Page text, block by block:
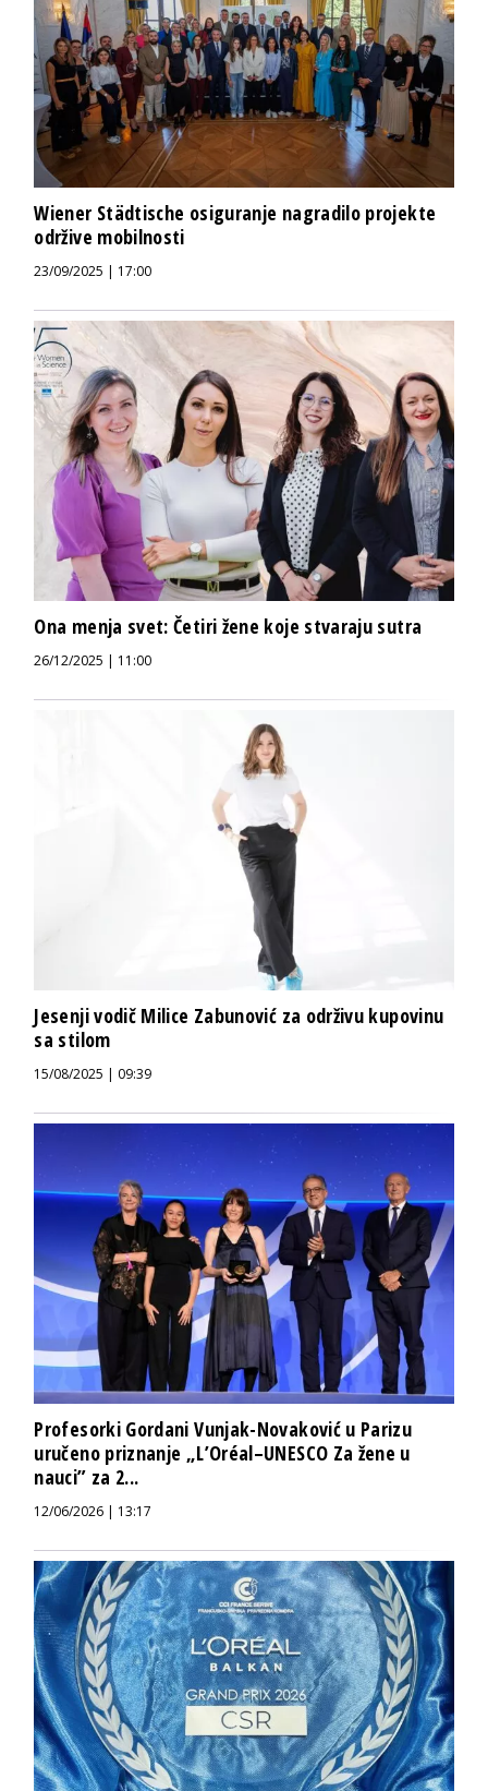
Wiener Städtische osiguranje nagradilo projekte
održive mobilnosti
23/09/2025 | 17:00
Ona menja svet: Četiri žene koje stvaraju sutra
26/12/2025 | 11:00
Jesenji vodič Milice Zabunović za održivu kupovinu
sa stilom
15/08/2025 | 09:39
Profesorki Gordani Vunjak-Novaković u Parizu
uručeno priznanje „L’Oréal–UNESCO Za žene u
nauci” za 2...
12/06/2026 | 13:17